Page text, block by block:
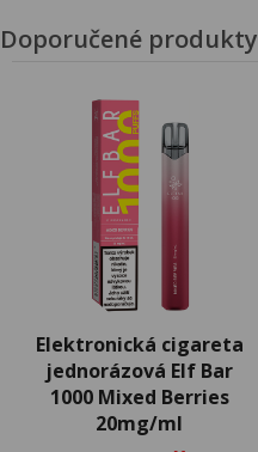
Doporučené produkty
Elektronická cigareta
jednorázová Elf Bar
1000 Mixed Berries
20mg/ml